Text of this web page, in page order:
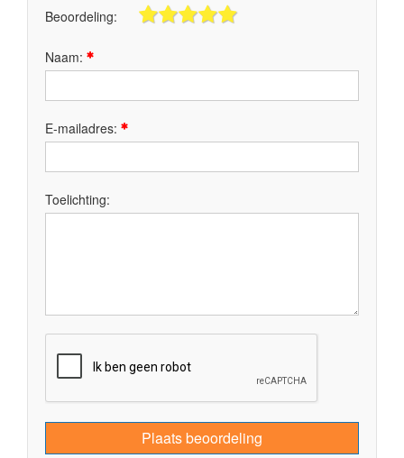
Beoordeling:
Naam:
E-mailadres:
Toelichting:
Plaats beoordeling